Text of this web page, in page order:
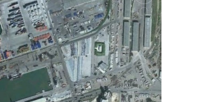
حماس ليست عقبة في المفاوضات
المعضلة الأساسية هي أن نتنياهو
حماس وافقت على الإطار الرئيسي
حماس تدرك أن وقف إطلاق النار
برنامج نتنياهو لا يريد السلام في